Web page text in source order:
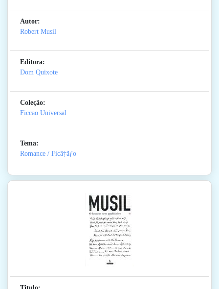
Autor:
Robert Musil
Editora:
Dom Quixote
Coleção:
Ficcao Universal
Tema:
Romance / Ficã‡ãƒo